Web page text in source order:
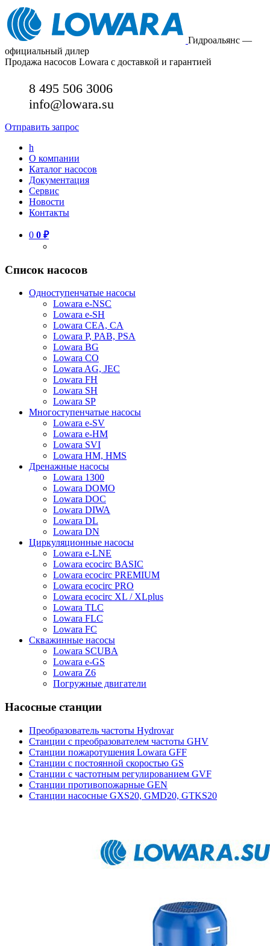
Гидроальянс —
официальный дилер
Продажа насосов Lowara с доставкой и гарантией
8 495 506 3006
info@lowara.su
Отправить запрос
h
О компании
Каталог насосов
Документация
Сервис
Новости
Контакты
0 0 ₽
Список насосов
Одноступенчатые насосы
Lowara e-NSC
Lowara e-SH
Lowara CEA, CA
Lowara P, PAB, PSA
Lowara BG
Lowara CO
Lowara AG, JEC
Lowara FH
Lowara SH
Lowara SP
Многоступенчатые насосы
Lowara e-SV
Lowara e-HM
Lowara SVI
Lowara HM, HMS
Дренажные насосы
Lowara 1300
Lowara DOMO
Lowara DOC
Lowara DIWA
Lowara DL
Lowara DN
Циркуляционные насосы
Lowara e-LNE
Lowara ecocirc BASIC
Lowara ecocirc PREMIUM
Lowara ecocirc PRO
Lowara ecocirc XL / XLplus
Lowara TLC
Lowara FLC
Lowara FC
Скважинные насосы
Lowara SCUBA
Lowara e-GS
Lowara Z6
Погружные двигатели
Насосные станции
Преобразователь частоты Hydrovar
Станции с преобразователем частоты GHV
Станции пожаротушения Lowara GFF
Станции с постоянной скоростью GS
Станции с частотным регулированием GVF
Станции противопожарные GEN
Станции насосные GXS20, GMD20, GTKS20